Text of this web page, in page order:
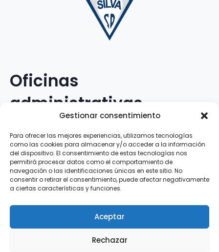
Gestionar consentimiento
Para ofrecer las mejores experiencias, utilizamos tecnologías
como las cookies para almacenar y/o acceder a la información
del dispositivo. El consentimiento de estas tecnologías nos
permitirá procesar datos como el comportamiento de
navegación o las identificaciones únicas en este sitio. No
consentir o retirar el consentimiento, puede afectar negativamente
a ciertas características y funciones.
Aceptar
Rechazar
Oficinas
administrativas
Avenida Galileo Galilei, 12
15.008 · A Coruña · España
Teléfono:881.069.303
WhatsApp:616.897.466